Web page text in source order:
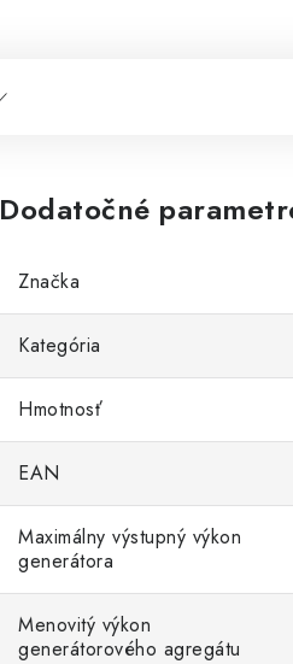
Dodatočné
Značka
Kategória
Hmotnosť
EAN
Maximálny výstupný výkon
generátora
Menovitý výkon
generátorového agregátu